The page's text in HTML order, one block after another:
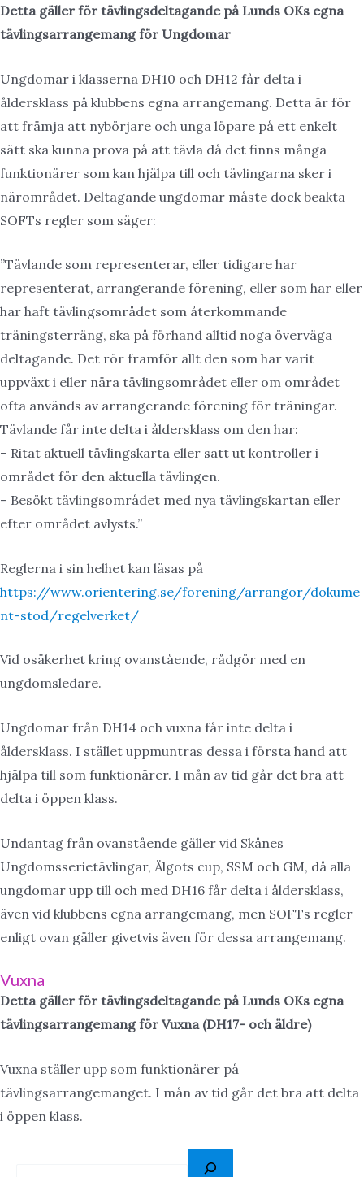
Detta gäller för tävlingsdeltagande på Lunds OKs egna
tävlingsarrangemang för Ungdomar
Ungdomar i klasserna DH10 och DH12 får delta i
åldersklass på klubbens egna arrangemang. Detta är för
att främja att nybörjare och unga löpare på ett enkelt
sätt ska kunna prova på att tävla då det finns många
funktionärer som kan hjälpa till och tävlingarna sker i
närområdet. Deltagande ungdomar måste dock beakta
SOFTs regler som säger:
”Tävlande som representerar, eller tidigare har
representerat, arrangerande förening, eller som har eller
har haft tävlingsområdet som återkommande
träningsterräng, ska på förhand alltid noga överväga
deltagande. Det rör framför allt den som har varit
uppväxt i eller nära tävlingsområdet eller om området
ofta används av arrangerande förening för träningar.
Tävlande får inte delta i åldersklass om den har:
– Ritat aktuell tävlingskarta eller satt ut kontroller i
området för den aktuella tävlingen.
– Besökt tävlingsområdet med nya tävlingskartan eller
efter området avlysts.”
Reglerna i sin helhet kan läsas på
https://www.orientering.se/forening/arrangor/dokume
nt-stod/regelverket/
Vid osäkerhet kring ovanstående, rådgör med en
ungdomsledare.
Ungdomar från DH14 och vuxna får inte delta i
åldersklass. I stället uppmuntras dessa i första hand att
hjälpa till som funktionärer. I mån av tid går det bra att
delta i öppen klass.
Undantag från ovanstående gäller vid Skånes
Ungdomsserietävlingar, Älgots cup, SSM och GM, då alla
ungdomar upp till och med DH16 får delta i åldersklass,
även vid klubbens egna arrangemang, men SOFTs regler
enligt ovan gäller givetvis även för dessa arrangemang.
Vuxna
Detta gäller för tävlingsdeltagande på Lunds OKs egna
tävlingsarrangemang för Vuxna (DH17- och äldre)
Vuxna ställer upp som funktionärer på
tävlingsarrangemanget. I mån av tid går det bra att delta
i öppen klass.